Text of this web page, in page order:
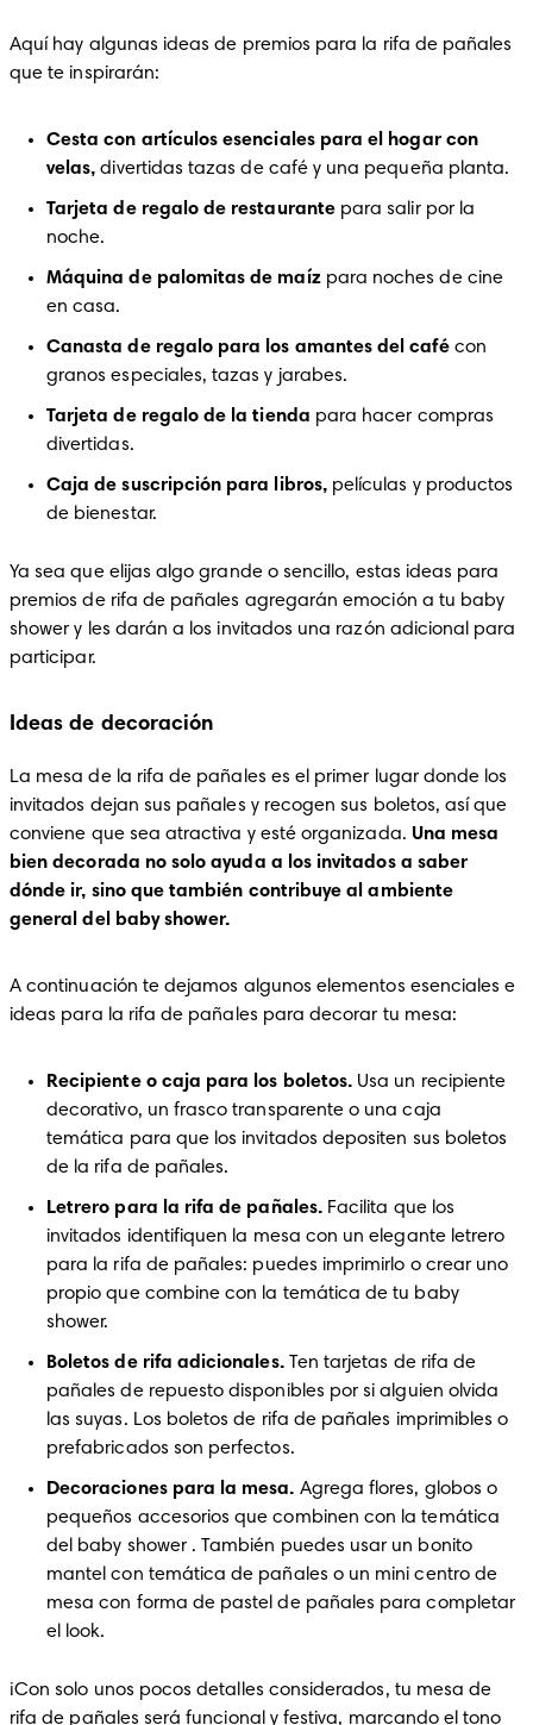
Aquí hay algunas ideas de premios para la rifa de pañales
que te inspirarán:
Cesta con artículos esenciales para el hogar con
velas, divertidas tazas de café y una pequeña planta.
Tarjeta de regalo de restaurante para salir por la
noche.
Máquina de palomitas de maíz para noches de cine
en casa.
Canasta de regalo para los amantes del café con
granos especiales, tazas y jarabes.
Tarjeta de regalo de la tienda para hacer compras
divertidas.
Caja de suscripción para libros, películas y productos
de bienestar.
Ya sea que elijas algo grande o sencillo, estas ideas para
premios de rifa de pañales agregarán emoción a tu baby
shower y les darán a los invitados una razón adicional para
participar.
Ideas de decoración
La mesa de la rifa de pañales es el primer lugar donde los
invitados dejan sus pañales y recogen sus boletos, así que
conviene que sea atractiva y esté organizada. Una mesa
bien decorada no solo ayuda a los invitados a saber
dónde ir, sino que también contribuye al ambiente
general del baby shower.
A continuación te dejamos algunos elementos esenciales e
ideas para la rifa de pañales para decorar tu mesa:
Recipiente o caja para los boletos. Usa un recipiente
decorativo, un frasco transparente o una caja
temática para que los invitados depositen sus boletos
de la rifa de pañales.
Letrero para la rifa de pañales. Facilita que los
invitados identifiquen la mesa con un elegante letrero
para la rifa de pañales: puedes imprimirlo o crear uno
propio que combine con la temática de tu baby
shower.
Boletos de rifa adicionales. Ten tarjetas de rifa de
pañales de repuesto disponibles por si alguien olvida
las suyas. Los boletos de rifa de pañales imprimibles o
prefabricados son perfectos.
Decoraciones para la mesa. Agrega flores, globos o
pequeños accesorios que combinen con la temática
del baby shower . También puedes usar un bonito
mantel con temática de pañales o un mini centro de
mesa con forma de pastel de pañales para completar
el look.
¡Con solo unos pocos detalles considerados, tu mesa de
rifa de pañales será funcional y festiva, marcando el tono